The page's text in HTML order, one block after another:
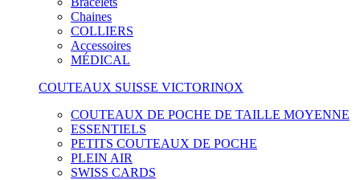
Chaines
COLLIERS
Accessoires
MÉDICAL
COUTEAUX SUISSE VICTORINOX
COUTEAUX DE POCHE DE TAILLE MOYENNE
ESSENTIELS
PETITS COUTEAUX DE POCHE
PLEIN AIR
SWISS CARDS